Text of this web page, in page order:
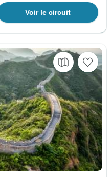
Voir le circuit